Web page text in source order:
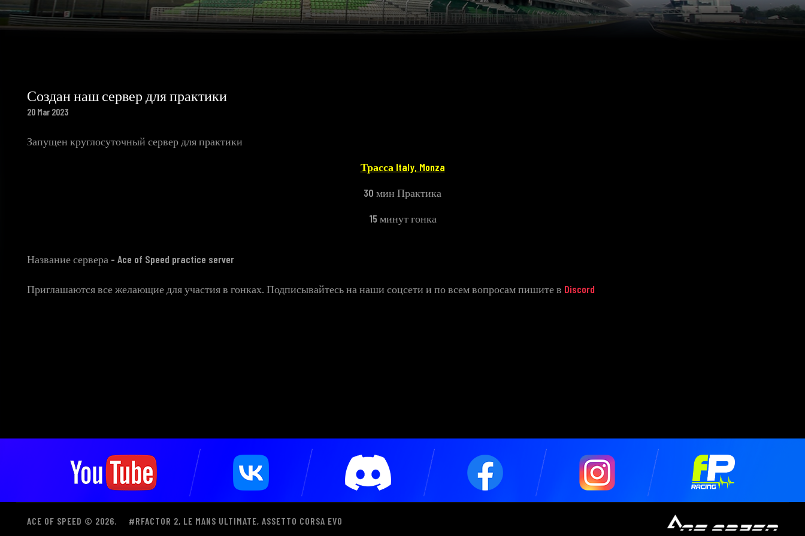
Создан наш сервер для практики
20 Mar 2023
Запущен круглосуточный сервер для практики
Трасса Italy, Monza
30 мин Практика
15 минут гонка
Название сервера - Ace of Speed practice server
Приглашаются все желающие для участия в гонках. Подписывайтесь на наши соцсети и по всем вопросам пишите в Discord
ACE OF SPEED © 2026. #RFACTOR 2, LE MANS ULTIMATE, ASSETTO CORSA EVO